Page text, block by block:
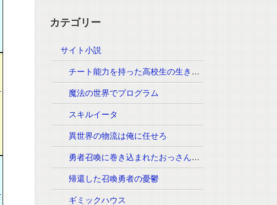
カテゴリー
サイト小説
チート能力を持った高校生の生き残りをかけた長く短い七日間
魔法の世界でプログラム
スキルイータ
異世界の物流は俺に任せろ
勇者召喚に巻き込まれたおっさんはウォッシュの魔法（必須:ウィッシュのポーズ）しか使えません。
帰還した召喚勇者の憂鬱
ギミックハウス